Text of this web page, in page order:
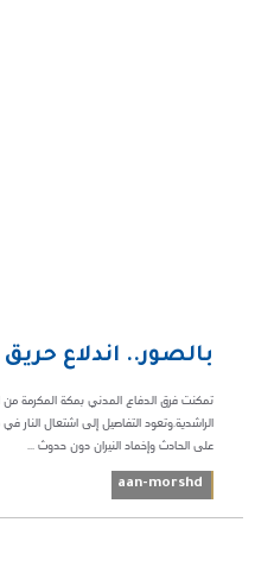
بالصور.. اندلاع
تمكنت فرق الدفاع المدني بمكة المكرمة
الراشدية.وتعود التفاصيل إلى اشتعال النار
على الحادث وإخماد النيران دون حدوث ...
aan-morshd